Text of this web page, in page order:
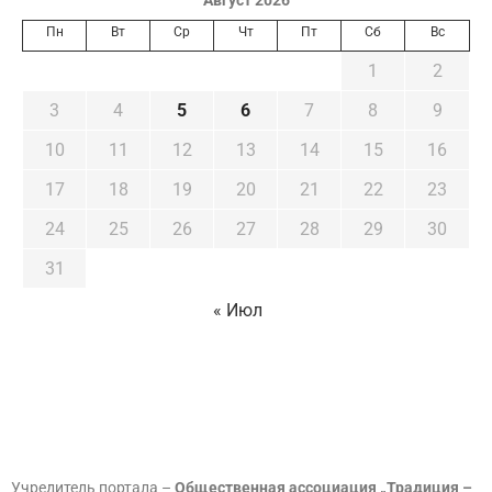
Пн Вт Ср Чт Пт Сб Вс
1
2
3
4 5 6 7 8
9
10
11 12 13 14 15
16
17
18 19 20 21 22
23
24
25 26 27 28 29
30
31
« Июл
Учредитель портала – Общественная ассоциация „Традиция –